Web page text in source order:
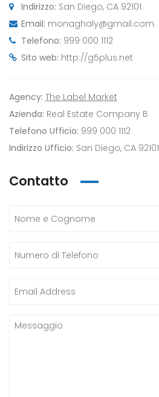
Indirizzo: San Diego, CA 92101
Email: monaghaly@gmail.com
Telefono: 999 000 1112
Sito web: http://g5plus.net
Agency: The Label Market
Azienda: Real Estate Company B
Telefono Ufficio: 999 000 1112
Indirizzo Ufficio: San Diego, CA 92101
Contatto